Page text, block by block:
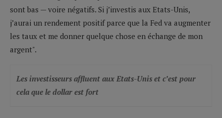
sont bas — voire négatifs. Si j’investis aux Etats-Unis,
j’aurai un rendement positif parce que la Fed va augmenter
les taux et me donner quelque chose en échange de mon
argent".
Les investisseurs affluent aux Etats-Unis et c’est pour
cela que le dollar est fort